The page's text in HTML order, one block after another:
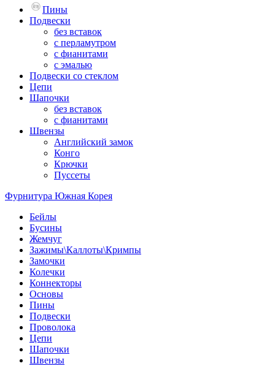
Пины
Подвески
без вставок
с перламутром
с фианитами
с эмалью
Подвески со стеклом
Цепи
Шапочки
без вставок
с фианитами
Швензы
Английский замок
Конго
Крючки
Пуссеты
Фурнитура Южная Корея
Бейлы
Бусины
Жемчуг
Зажимы\Каллоты\Кримпы
Замочки
Колечки
Коннекторы
Основы
Пины
Подвески
Проволока
Цепи
Шапочки
Швензы